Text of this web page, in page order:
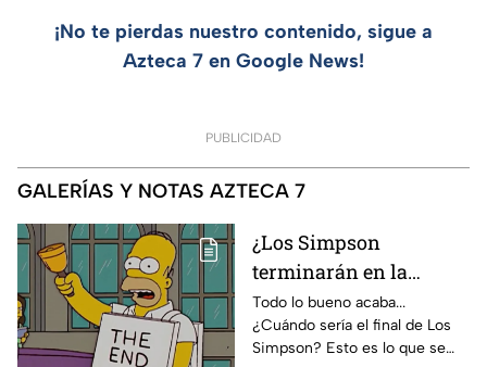
¡No te pierdas nuestro contenido, sigue a
Azteca 7 en Google News!
PUBLICIDAD
GALERÍAS Y NOTAS AZTECA 7
¿Los Simpson
terminarán en la
temporada 40? Actriz
de Bart Simpson da
IMPACTANTE
Todo lo bueno acaba...
¿Cuándo sería el final de Los
Simpson? Esto es lo que se